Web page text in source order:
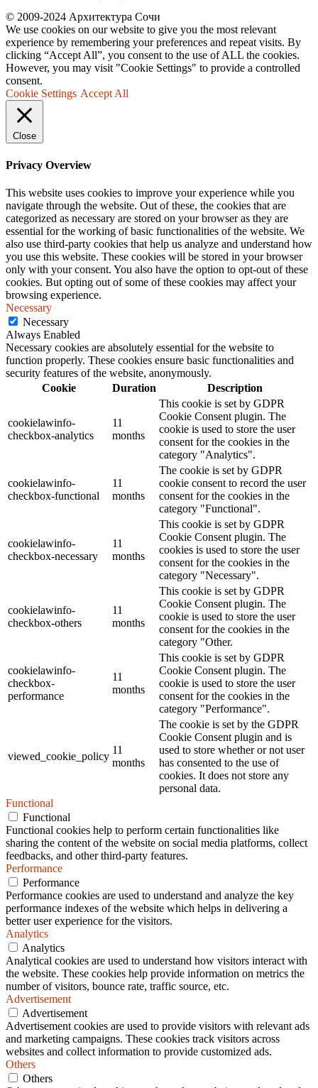
© 2009-2024 Архитектура Сочи
We use cookies on our website to give you the most relevant
experience by remembering your preferences and repeat visits. By
clicking “Accept All”, you consent to the use of ALL the cookies.
However, you may visit "Cookie Settings" to provide a controlled
consent.
Cookie Settings Accept All
Close
Privacy Overview
This website uses cookies to improve your experience while you
navigate through the website. Out of these, the cookies that are
categorized as necessary are stored on your browser as they are
essential for the working of basic functionalities of the website. We
also use third-party cookies that help us analyze and understand how
you use this website. These cookies will be stored in your browser
only with your consent. You also have the option to opt-out of these
cookies. But opting out of some of these cookies may affect your
browsing experience.
Necessary
Necessary
Always Enabled
Necessary cookies are absolutely essential for the website to
function properly. These cookies ensure basic functionalities and
security features of the website, anonymously.
Cookie
Duration Description
cookielawinfo-
checkbox-analytics
11
months
This cookie is set by GDPR
Cookie Consent plugin. The
cookie is used to store the user
consent for the cookies in the
category "Analytics".
cookielawinfo-
checkbox-functional
11
months
The cookie is set by GDPR
cookie consent to record the user
consent for the cookies in the
category "Functional".
cookielawinfo-
checkbox-necessary
11
months
This cookie is set by GDPR
Cookie Consent plugin. The
cookies is used to store the user
consent for the cookies in the
category "Necessary".
cookielawinfo-
checkbox-others
11
months
This cookie is set by GDPR
Cookie Consent plugin. The
cookie is used to store the user
consent for the cookies in the
category "Other.
cookielawinfo-
checkbox-
performance
11
months
This cookie is set by GDPR
Cookie Consent plugin. The
cookie is used to store the user
consent for the cookies in the
category "Performance".
viewed_cookie_policy
11
months
The cookie is set by the GDPR
Cookie Consent plugin and is
used to store whether or not user
has consented to the use of
cookies. It does not store any
personal data.
Functional
Functional
Functional cookies help to perform certain functionalities like
sharing the content of the website on social media platforms, collect
feedbacks, and other third-party features.
Performance
Performance
Performance cookies are used to understand and analyze the key
performance indexes of the website which helps in delivering a
better user experience for the visitors.
Analytics
Analytics
Analytical cookies are used to understand how visitors interact with
the website. These cookies help provide information on metrics the
number of visitors, bounce rate, traffic source, etc.
Advertisement
Advertisement
Advertisement cookies are used to provide visitors with relevant ads
and marketing campaigns. These cookies track visitors across
websites and collect information to provide customized ads.
Others
Others